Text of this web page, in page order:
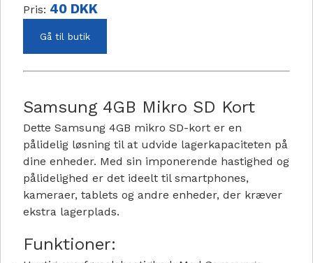
Pris: 40 DKK
Gå til butik
Samsung 4GB Mikro SD Kort
Dette Samsung 4GB mikro SD-kort er en
pålidelig løsning til at udvide lagerkapaciteten på
dine enheder. Med sin imponerende hastighed og
pålidelighed er det ideelt til smartphones,
kameraer, tablets og andre enheder, der kræver
ekstra lagerplads.
Funktioner: